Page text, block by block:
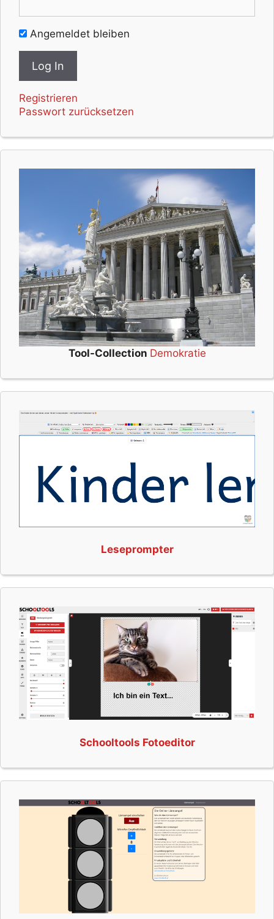
Angemeldet bleiben
Registrieren
Passwort zurücksetzen
Tool-Collection Demokratie
Leseprompter
Schooltools Fotoeditor